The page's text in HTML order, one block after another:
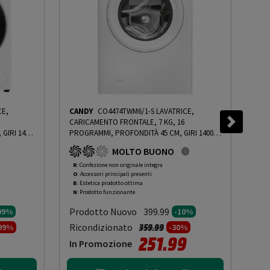
GIRI 1400
da
CANDY CO4474TWM6/1-S LAVATRICE,
CARICAMENTO FRONTALE, 7 KG, 16
PROGRAMMI, PROFONDITÀ 45 CM, GIRI 1400
RPM, BIANCO, LIVELLO RUMOROSITÀ
CENTRIFUGA 77 DB(A), CLASSE A - PRMG
GRADING ROBN - 10%-PRMG GRADING ROBN
- 10%
MOLTO BUONO
R: Confezione non originale integra
O: Accessori principali presenti
B: Estetica prodotto ottima
N: Prodotto funzionante
Prodotto Nuovo 399.99 -10%
Ricondizionato Prezzo ridotto da
359.99a-30%
In Promozione 251.99